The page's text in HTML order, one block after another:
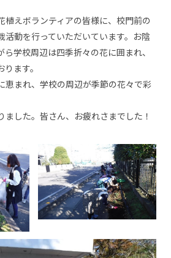
植えボランティアの皆様に、校門前の
活動を行っていただいています。お陰
学校周辺は四季折々の花に囲まれ、
ます。
恵まれ、学校の周辺が季節の花々で彩
ました。皆さん、お疲れさまでした！